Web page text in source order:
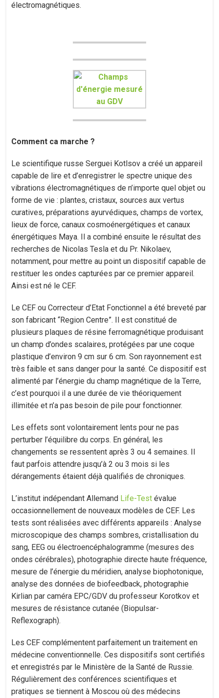
électromagnétiques.
Comment ca marche ?
Le scientifique russe Serguei Kotlsov a créé un appareil
capable de lire et d’enregistrer le spectre unique des
vibrations électromagnétiques de n’importe quel objet ou
forme de vie : plantes, cristaux, sources aux vertus
curatives, préparations ayurvédiques, champs de vortex,
lieux de force, canaux cosmoénergétiques et canaux
énergétiques Maya. Il a combiné ensuite le résultat des
recherches de Nicolas Tesla et du Pr. Nikolaev,
notamment, pour mettre au point un dispositif capable de
restituer les ondes capturées par ce premier appareil.
Ainsi est né le CEF.
Le CEF ou Correcteur d’Etat Fonctionnel a été breveté par
son fabricant “Region Centre”. Il est constitué de
plusieurs plaques de résine ferromagnétique produisant
un champ d’ondes scalaires, protégées par une coque
plastique d’environ 9 cm sur 6 cm. Son rayonnement est
très faible et sans danger pour la santé. Ce dispositif est
alimenté par l’énergie du champ magnétique de la Terre,
c’est pourquoi il a une durée de vie théoriquement
illimitée et n’a pas besoin de pile pour fonctionner.
Les effets sont volontairement lents pour ne pas
perturber l’équilibre du corps. En général, les
changements se ressentent après 3 ou 4 semaines. Il
faut parfois attendre jusqu’à 2 ou 3 mois si les
dérangements étaient déjà qualifiés de chroniques.
L’institut indépendant Allemand Life-Test évalue
occasionnellement de nouveaux modèles de CEF. Les
tests sont réalisées avec différents appareils : Analyse
microscopique des champs sombres, cristallisation du
sang, EEG ou électroencéphalogramme (mesures des
ondes cérébrales), photographie directe haute fréquence,
mesure de l’énergie du méridien, analyse biophotonique,
analyse des données de biofeedback, photographie
Kirlian par caméra EPC/GDV du professeur Korotkov et
mesures de résistance cutanée (Biopulsar-
Reflexograph).
Les CEF complémentent parfaitement un traitement en
médecine conventionnelle. Ces dispositifs sont certifiés
et enregistrés par le Ministère de la Santé de Russie.
Régulièrement des conférences scientifiques et
pratiques se tiennent à Moscou où des médecins